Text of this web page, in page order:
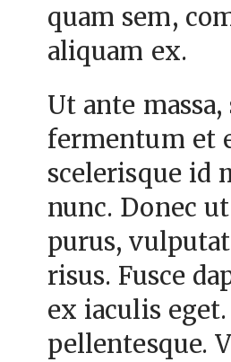
quam sem,
aliquam ex.
Ut ante
fermentum et
scelerisque id
nunc. Donec
purus,
risus. Fusce
ex iaculis
pellentesque.